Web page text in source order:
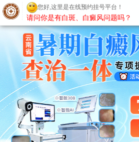
昆明白癜风医院
您好,这里是在线预约挂号平台！
请问你是有白斑、白癜风问题吗？